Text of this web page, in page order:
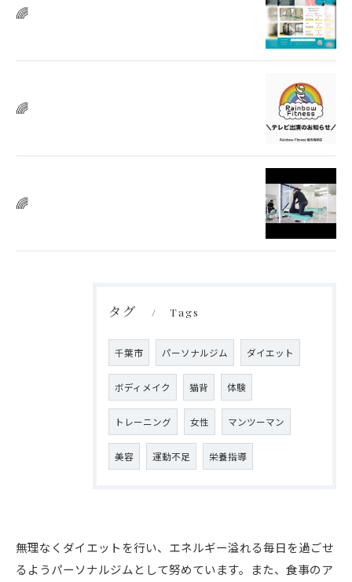
🌈
🌈
🌈
タグ Tags
千葉市 パーソナルジム ダイエット
ボディメイク 猫背 体験
トレーニング 女性 マンツーマン
美容 運動不足 栄養指導
無理なくダイエットを行い、エネルギー溢れる毎日を過ごせ
るようパーソナルジムとして努めています。また、食事のア